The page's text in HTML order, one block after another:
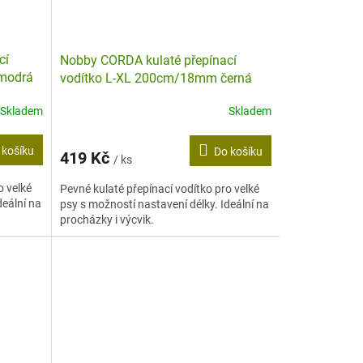
Skladem
košíku
velké
na
Nobby CORDA kulaté přepínací
vodítko L-XL 200cm/18mm černá
Skladem
419 Kč / ks
Do košíku
Pevné kulaté přepínací vodítko pro velké
psy s možností nastavení délky. Ideální na
procházky i výcvik.